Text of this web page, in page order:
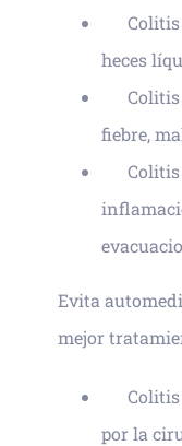
Colitis
heces
fiebre,
Evita
mejor
Colitis
por la